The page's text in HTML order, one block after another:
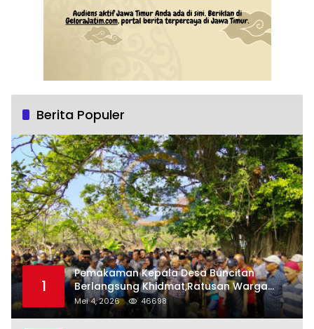
Berita Populer
1
Pemakaman Kepala Desa Buncitan
Berlangsung Khidmat,Ratusan Warga
Larut Dalam Duka Yang Mendalam
Mei 4, 2026 46698